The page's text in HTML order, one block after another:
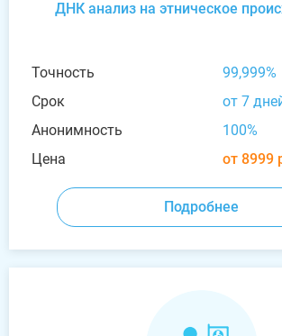
ДНК анализ на этническое
Точность
99,999%
Срок
от 7
Анонимность
100%
Цена
от 8999
Подробнее